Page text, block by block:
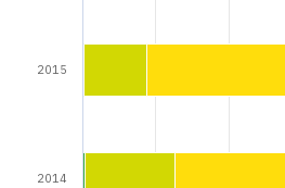
2015
2014